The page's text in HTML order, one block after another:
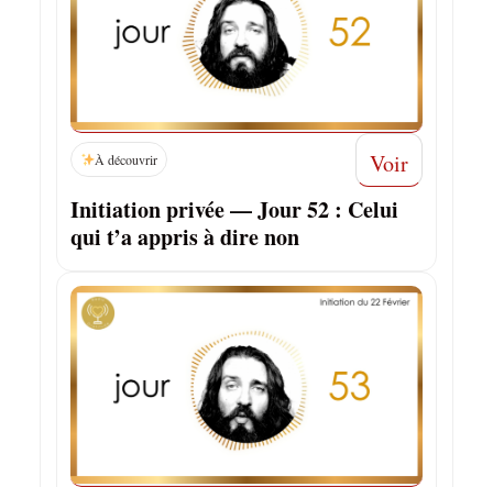
À découvrir Voir
Initiation privée — Jour 52 : Celui
qui t’a appris à dire non